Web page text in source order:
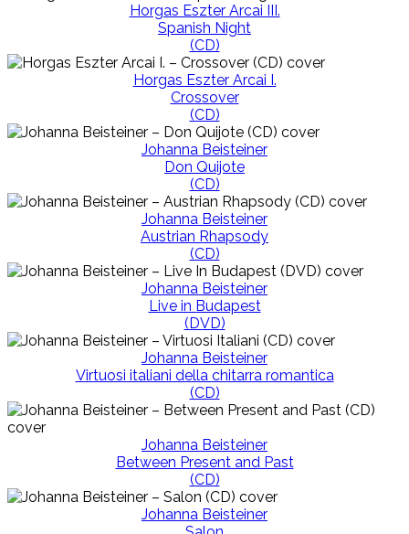
Horgas Eszter Arcai III.
Spanish Night
(CD)
Horgas Eszter Arcai I.
Crossover
(CD)
Johanna Beisteiner
Don Quijote
(CD)
Johanna Beisteiner
Austrian Rhapsody
(CD)
Johanna Beisteiner
Live in Budapest
(DVD)
Johanna Beisteiner
Virtuosi italiani della chitarra romantica
(CD)
Johanna Beisteiner
Between Present and Past
(CD)
Johanna Beisteiner